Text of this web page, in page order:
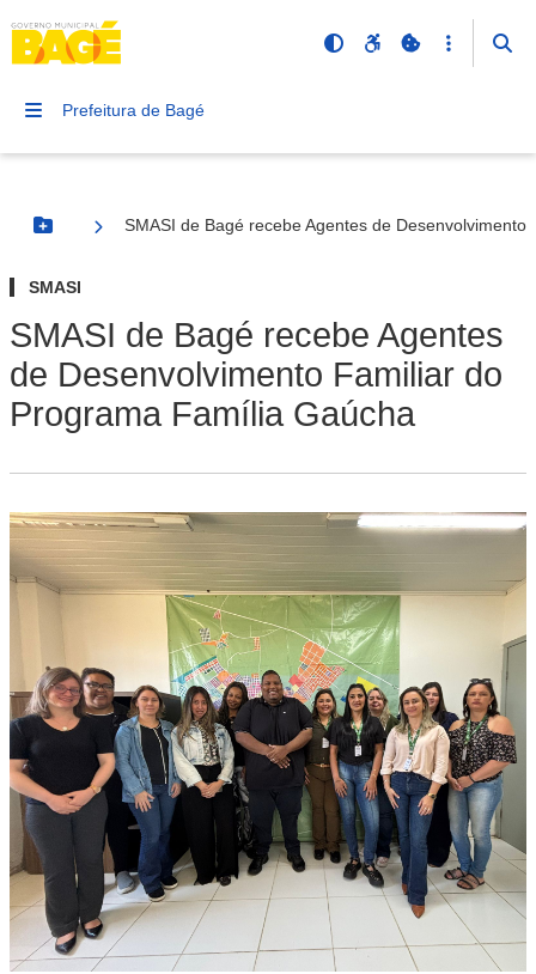
Prefeitura de Bagé
Botão Menu
SMASI de Bagé recebe Agentes de
SMASI
SMASI de Bagé recebe Agentes
de Desenvolvimento Familiar do
Programa Família Gaúcha